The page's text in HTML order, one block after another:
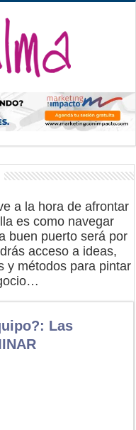
a la hora de afrontar
es como navegar
buen puerto será por
acceso a ideas,
y métodos para pintar
Las